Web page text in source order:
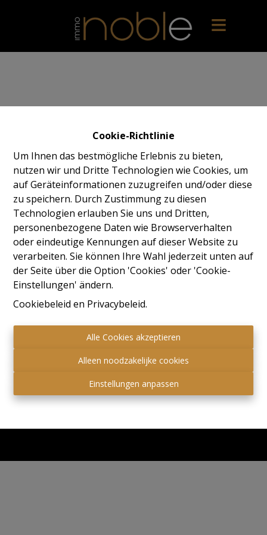
Cookie-Richtlinie
Um Ihnen das bestmögliche Erlebnis zu bieten,
nutzen wir und Dritte Technologien wie Cookies, um
auf Geräteinformationen zuzugreifen und/oder diese
zu speichern. Durch Zustimmung zu diesen
Technologien erlauben Sie uns und Dritten,
personenbezogene Daten wie Browserverhalten
oder eindeutige Kennungen auf dieser Website zu
verarbeiten. Sie können Ihre Wahl jederzeit unten auf
der Seite über die Option 'Cookies' oder 'Cookie-
Einstellungen' ändern.
Cookiebeleid en Privacybeleid.
Alle Cookies akzeptieren
Alleen noodzakelijke cookies
Einstellungen anpassen